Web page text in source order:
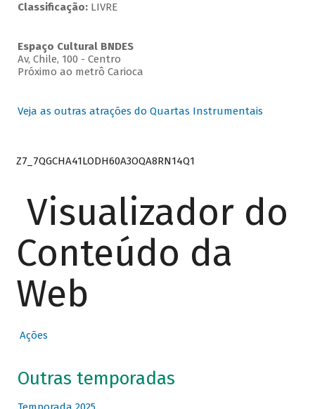
Classificação:LIVRE
Espaço Cultural BNDES
Av, Chile, 100 - Centro
Próximo ao metrô Carioca
Veja as outras atrações do Quartas Instrumentais
Z7_7QGCHA41LODH60A3OQA8RN14Q1
Visualizador do
Conteúdo da
Web
Ações
Outras temporadas